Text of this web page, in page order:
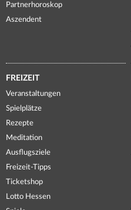
Partnerhoroskop
Aszendent
FREIZEIT
Veranstaltungen
Spielplätze
Rezepte
Meditation
Ausflugsziele
Freizeit-Tipps
Ticketshop
Lotto Hessen